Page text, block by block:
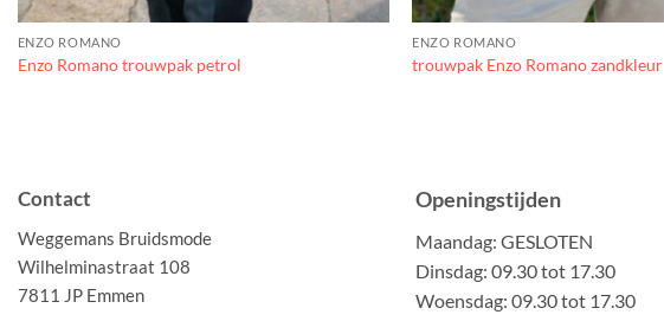
ENZO ROMANO
Enzo Romano trouwpak petrol
ENZO ROMANO
trouwpak Enzo Romano zandkleur
Contact
Weggemans Bruidsmode
Wilhelminastraat 108
7811 JP Emmen
Openingstijden
Maandag: GESLOTEN
Dinsdag: 09.30 tot 17.30
Woensdag: 09.30 tot 17.30